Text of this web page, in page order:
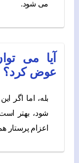
می‌ شود.
آیا می
عوض کرد؟
بله، اما اگر
شود، بهتر
اعزام پرستار